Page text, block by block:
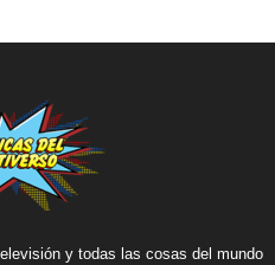
y todas las cosas del mundo